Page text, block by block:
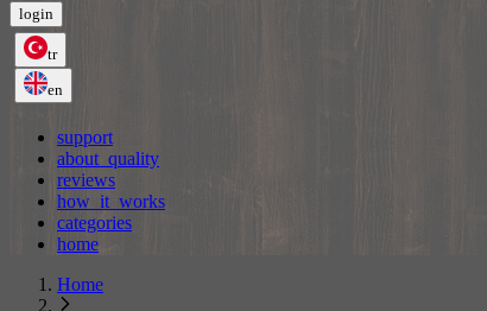
login
tr
en
support
about_quality
reviews
how_it_works
categories
home
Home